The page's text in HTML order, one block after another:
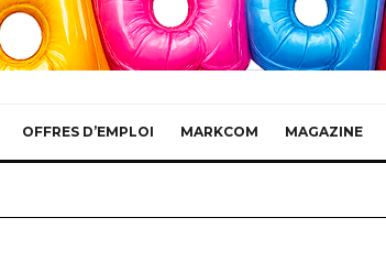
OFFRES D’EMPLOI MARKCOM MAGAZINE